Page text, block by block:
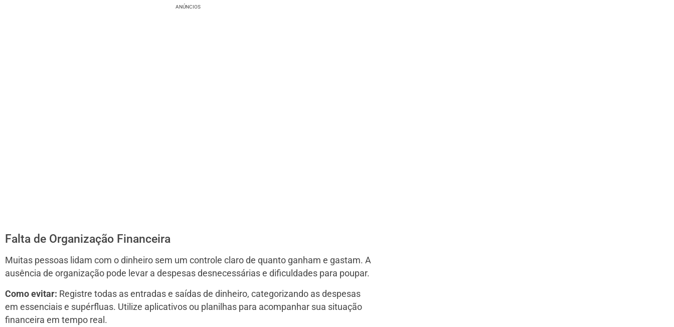
ANÚNCIOS
Falta de Organização Financeira
Muitas pessoas lidam com o dinheiro sem um controle claro de quanto ganham e gastam. A
ausência de organização pode levar a despesas desnecessárias e dificuldades para poupar.
Como evitar: Registre todas as entradas e saídas de dinheiro, categorizando as despesas
em essenciais e supérfluas. Utilize aplicativos ou planilhas para acompanhar sua situação
financeira em tempo real.